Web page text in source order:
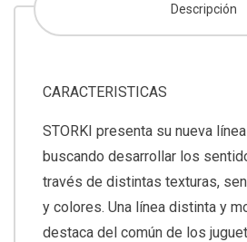
Descripción
CARACTERISTICAS
STORKI presenta su nueva
buscando desarrollar los
través de distintas texturas,
y colores. Una línea distinta y
destaca del común de los